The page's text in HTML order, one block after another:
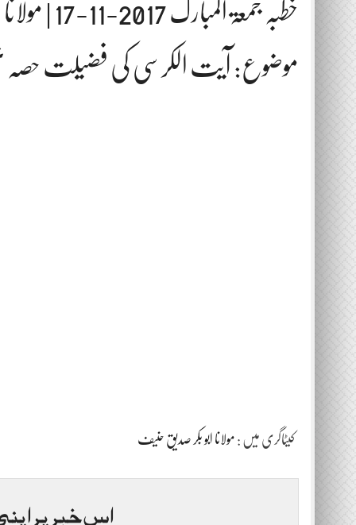
خطبہ جمعۃ المبارک 2017-11-17 | مولانا ابوبکر حنیف
موضوع: آیت الکرسی کی فضیلت حصہ
کیٹاگری میں : مولانا ابو بکر صدیق حنیف
اس خبر پر